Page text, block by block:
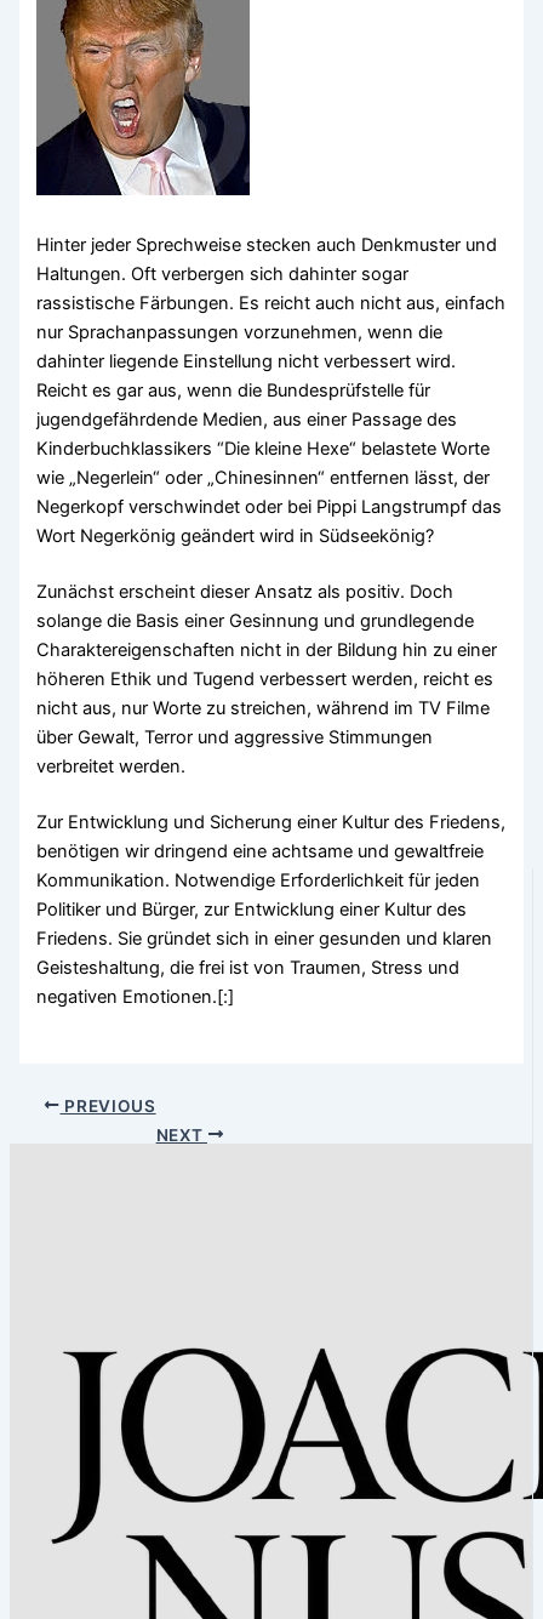
Hinter jeder Sprechweise stecken auch Denkmuster und
Haltungen. Oft verbergen sich dahinter sogar
rassistische Färbungen. Es reicht auch nicht aus, einfach
nur Sprachanpassungen vorzunehmen, wenn die
dahinter liegende Einstellung nicht verbessert wird.
Reicht es gar aus, wenn die Bundesprüfstelle für
jugendgefährdende Medien, aus einer Passage des
Kinderbuchklassikers “Die kleine Hexe“ belastete Worte
wie „Negerlein“ oder „Chinesinnen“ entfernen lässt, der
Negerkopf verschwindet oder bei Pippi Langstrumpf das
Wort Negerkönig geändert wird in Südseekönig?
Zunächst erscheint dieser Ansatz als positiv. Doch
solange die Basis einer Gesinnung und grundlegende
Charaktereigenschaften nicht in der Bildung hin zu einer
höheren Ethik und Tugend verbessert werden, reicht es
nicht aus, nur Worte zu streichen, während im TV Filme
über Gewalt, Terror und aggressive Stimmungen
verbreitet werden.
Zur Entwicklung und Sicherung einer Kultur des Friedens,
benötigen wir dringend eine achtsame und gewaltfreie
Kommunikation. Notwendige Erforderlichkeit für jeden
Politiker und Bürger, zur Entwicklung einer Kultur des
Friedens. Sie gründet sich in einer gesunden und klaren
Geisteshaltung, die frei ist von Traumen, Stress und
negativen Emotionen.[:]
PREVIOUS
NEXT